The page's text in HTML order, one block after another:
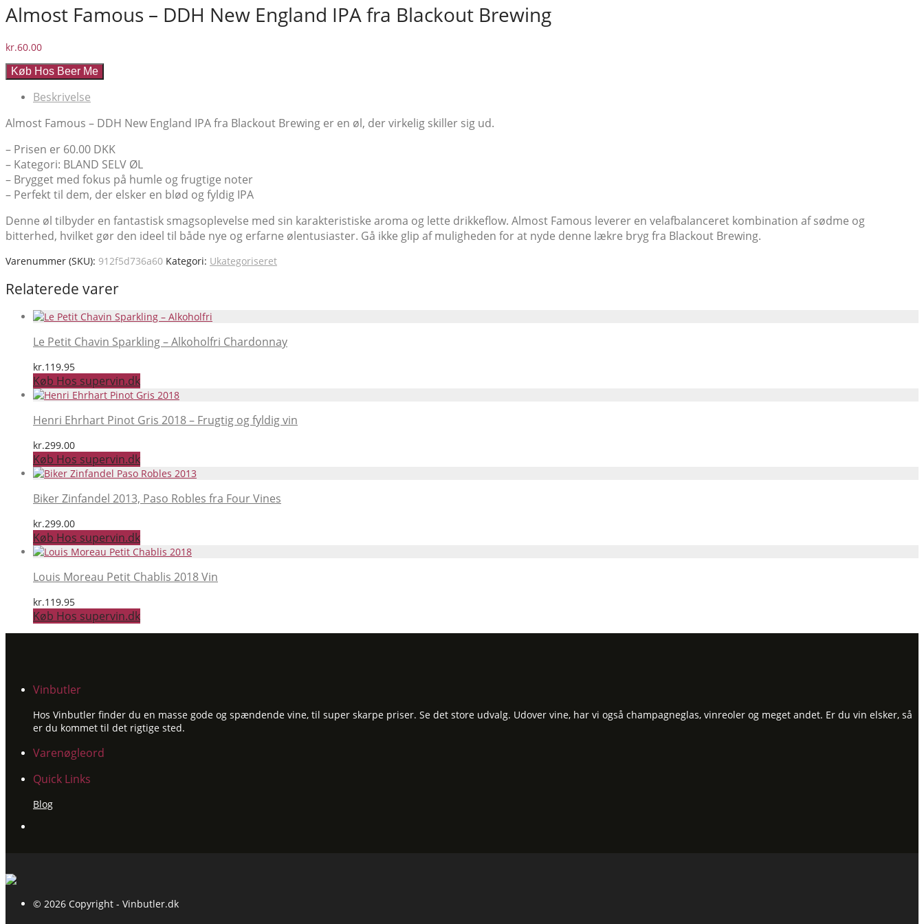
Almost Famous – DDH New England IPA fra Blackout Brewing
kr.60.00
Køb Hos Beer Me
Beskrivelse
Almost Famous – DDH New England IPA fra Blackout Brewing er en øl, der virkelig skiller sig ud.
– Prisen er 60.00 DKK
– Kategori: BLAND SELV ØL
– Brygget med fokus på humle og frugtige noter
– Perfekt til dem, der elsker en blød og fyldig IPA
Denne øl tilbyder en fantastisk smagsoplevelse med sin karakteristiske aroma og lette drikkeflow. Almost Famous leverer en velafbalanceret kombination af sødme og
bitterhed, hvilket gør den ideel til både nye og erfarne ølentusiaster. Gå ikke glip af muligheden for at nyde denne lækre bryg fra Blackout Brewing.
Varenummer (SKU): 912f5d736a60 Kategori: Ukategoriseret
Relaterede varer
Le Petit Chavin Sparkling – Alkoholfri Chardonnay
kr.119.95
Køb Hos supervin.dk
Henri Ehrhart Pinot Gris 2018 – Frugtig og fyldig vin
kr.299.00
Køb Hos supervin.dk
Biker Zinfandel 2013, Paso Robles fra Four Vines
kr.299.00
Køb Hos supervin.dk
Louis Moreau Petit Chablis 2018 Vin
kr.119.95
Køb Hos supervin.dk
Vinbutler
Hos Vinbutler finder du en masse gode og spændende vine, til super skarpe priser. Se det store udvalg. Udover vine, har vi også champagneglas, vinreoler og meget andet. Er du vin elsker, så
er du kommet til det rigtige sted.
Varenøgleord
Quick Links
Blog
© 2026 Copyright - Vinbutler.dk